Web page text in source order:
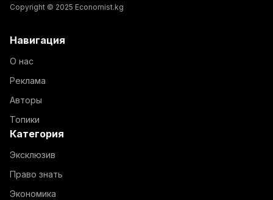
Copyright © 2025 Economist.kg
Навигация
О нас
Реклама
Авторы
Топики
Категория
Эксклюзив
Право знать
Экономика